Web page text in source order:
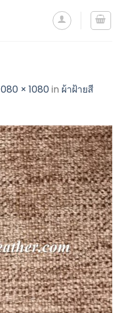
× 1080in ผ้าฝ้ายสี